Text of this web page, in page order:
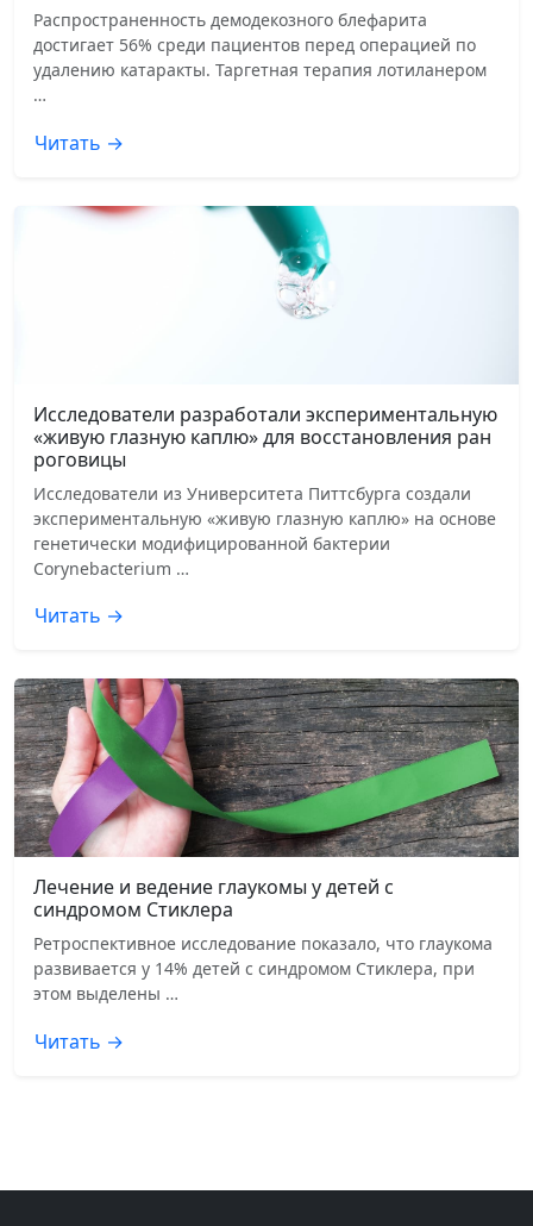
Распространенность демодекозного блефарита
достигает 56% среди пациентов перед операцией по
удалению катаракты. Таргетная терапия лотиланером
…
Читать →
Исследователи разработали экспериментальную
«живую глазную каплю» для восстановления ран
роговицы
Исследователи из Университета Питтсбурга создали
экспериментальную «живую глазную каплю» на основе
генетически модифицированной бактерии
Corynebacterium …
Читать →
Лечение и ведение глаукомы у детей с
синдромом Стиклера
Ретроспективное исследование показало, что глаукома
развивается у 14% детей с синдромом Стиклера, при
этом выделены …
Читать →